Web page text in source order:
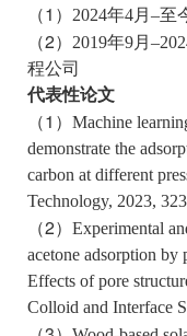
（1 ） 2024年4月 –至
（2） 2019年9月
程公司
代表性论文
（1 ） Machine
demonstrate the
carbon at different
Technology, 2023,
（2） Experimental
acetone adsorption by
Effects of pore
Colloid and Interface